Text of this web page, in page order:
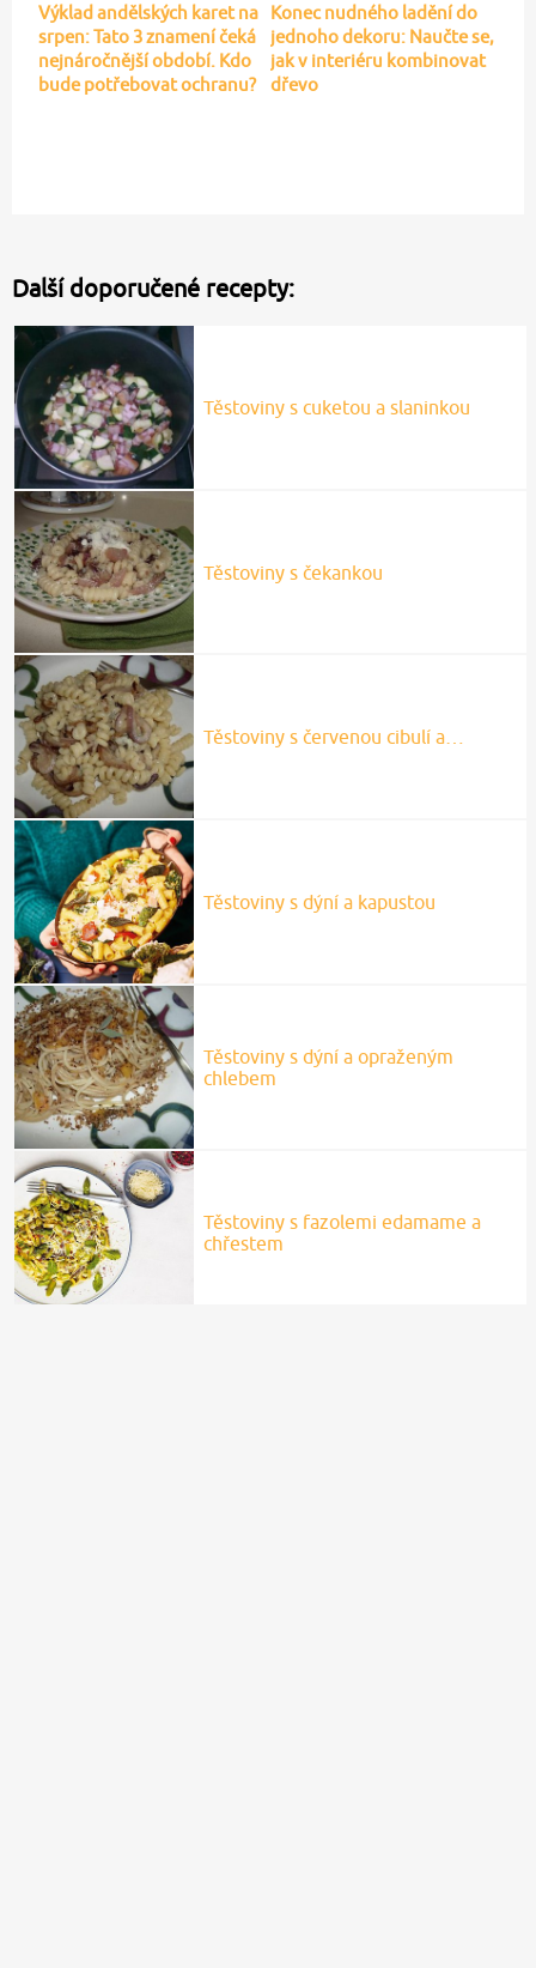
Výklad andělských karet na
srpen: Tato 3 znamení čeká
nejnáročnější období. Kdo
bude potřebovat ochranu?
Konec nudného ladění do
jednoho dekoru: Naučte se,
jak v interiéru kombinovat
dřevo
Další doporučené recepty:
Těstoviny s cuketou a slaninkou
Těstoviny s čekankou
Těstoviny s červenou cibulí a…
Těstoviny s dýní a kapustou
Těstoviny s dýní a opraženým
chlebem
Těstoviny s fazolemi edamame a
chřestem